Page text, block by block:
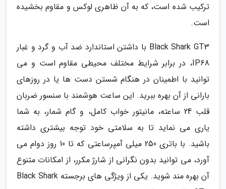
ترکیب شده است، که به آن ظاهری لوکس و مقاوم بخشیده
است.
Black Shark GT3 با داشتن استاندارد ضد آب و گرد و غبار
IP68، در برابر شرایط مختلف محیطی مقاوم است و می
توانید با اطمینان در هنگام شستن دست ها یا در روزهای
بارانی از آن بهره ببرید. این ساعت هوشمند با سنسور ضربان
قلب 24 ساعته، مانیتور خواب کامل، و گام شمار، به شما
یاری می نماید تا به سلامتی خود توجه بیشتری داشته
باشید. با باتری 250 میلی آمپرساعتی که تا 10 روز دوام می
آورد، می توانید بدون نگرانی از شارژ مکرر، از امکانات متنوع
آن بهره مند شوید. یکی از ویژگی های برجسته Black Shark